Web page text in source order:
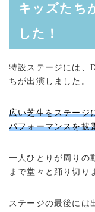
キッズたち
した！
特設ステージには、
ちが出演しました。
広い芝生をステージ
パフォーマンスを披
一人ひとりが周りの
まで堂々と踊り切り
ステージの最後には